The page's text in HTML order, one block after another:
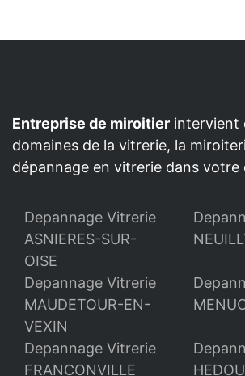
Entreprise de miroitier intervient
domaines de la vitrerie, la
dépannage en vitrerie dans
Depannage Vitrerie
ASNIERES-SUR-
OISE
Depannage Vitrerie
MAUDETOUR-EN-
VEXIN
Depannage Vitrerie
FRANCONVILLE